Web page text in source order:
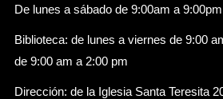
De lunes a sábado de 9:00am a 9:00pm
Biblioteca: de lunes a viernes de 9:00
de 9:00 am a 2:00 pm
Dirección: de la Iglesia Santa Teresita